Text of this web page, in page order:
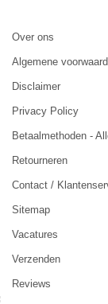
Over ons
Algemene
Disclaimer
Privacy Policy
Betaalmethoden -
Retourneren
Contact /
Sitemap
Vacatures
Verzenden
Reviews